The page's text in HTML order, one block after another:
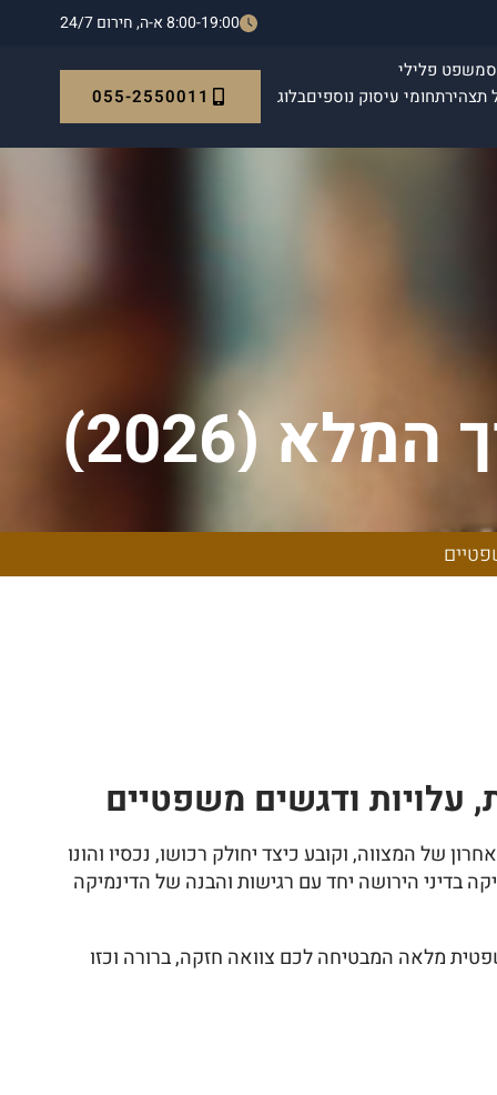
8:00-19:00 א-ה, חירום 24/7
משפט פלילי
תצהירתחומי עיסוק נוספיםבלוג 055-2550011
עורך דין צוואות בתל אביב: המדריך המלא (2026)
ודגשים
עלויות ודגשים משפטיים
של המצווה, וקובע כיצד יחולק רכושו, נכסיו והונו
בדיני הירושה יחד עם רגישות והבנה של הדינמיקה
מלאה המבטיחה לכם צוואה חזקה, ברורה וכזו